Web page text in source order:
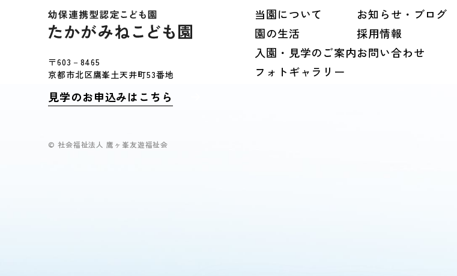
〒603－8465
京都市北区鷹峯土天井町53番地
見学のお申込みはこちら
当園について
園の生活
入園・見学のご案内
フォトギャラリー
お知らせ・ブログ
採用情報
お問い合わせ
© 社会福祉法人 鷹ヶ峯友遊福祉会